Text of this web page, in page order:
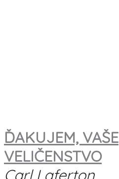
ĎAKUJEM, VAŠE
VELIČENSTVO
Carl Laferton